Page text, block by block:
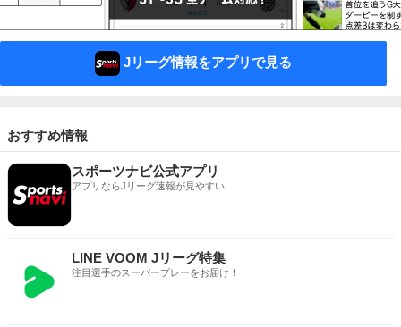
Jリーグ情報をアプリで見る
おすすめ情報
スポーツナビ公式アプリ
アプリならJリーグ速報が見やすい
LINE VOOM Jリーグ特集
注目選手のスーパープレーをお届け！